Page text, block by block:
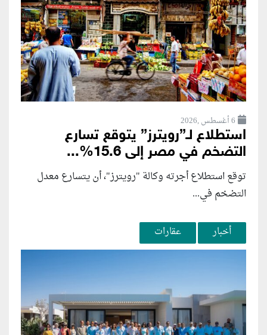
6 أغسطس ,2026
استطلاع لـ”رويترز” يتوقع تسارع
التضخم في مصر إلى 15.6%...
توقع استطلاع أجرته وكالة "رويترز"، أن يتسارع ‌معدل
التضخم في...
أخبار عقارات